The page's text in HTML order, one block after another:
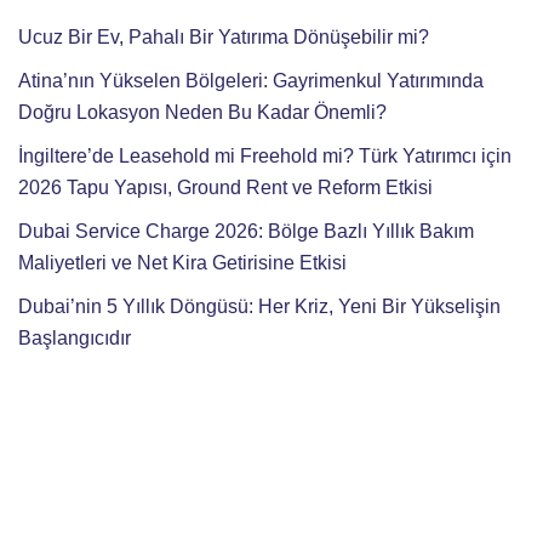
Ucuz Bir Ev, Pahalı Bir Yatırıma Dönüşebilir mi?
Atina’nın Yükselen Bölgeleri: Gayrimenkul Yatırımında
Doğru Lokasyon Neden Bu Kadar Önemli?
İngiltere’de Leasehold mi Freehold mi? Türk Yatırımcı için
2026 Tapu Yapısı, Ground Rent ve Reform Etkisi
Dubai Service Charge 2026: Bölge Bazlı Yıllık Bakım
Maliyetleri ve Net Kira Getirisine Etkisi
Dubai’nin 5 Yıllık Döngüsü: Her Kriz, Yeni Bir Yükselişin
Başlangıcıdır